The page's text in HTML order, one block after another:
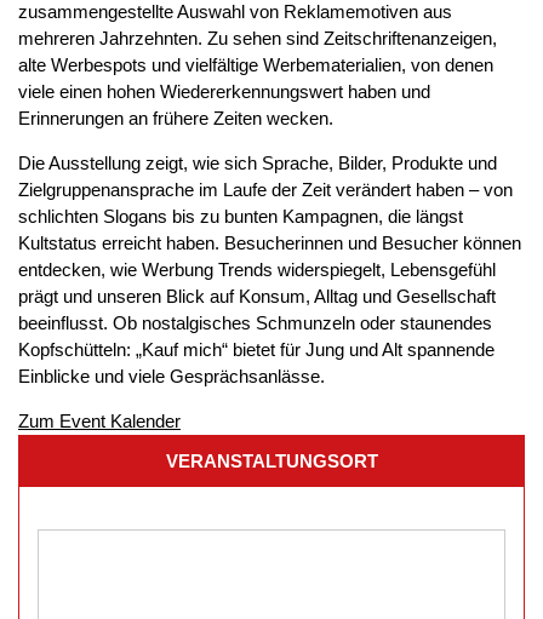
zusammengestellte Auswahl von Reklamemotiven aus
mehreren Jahrzehnten. Zu sehen sind Zeitschriftenanzeigen,
alte Werbespots und vielfältige Werbematerialien, von denen
viele einen hohen Wiedererkennungswert haben und
Erinnerungen an frühere Zeiten wecken.
Die Ausstellung zeigt, wie sich Sprache, Bilder, Produkte und
Zielgruppenansprache im Laufe der Zeit verändert haben – von
schlichten Slogans bis zu bunten Kampagnen, die längst
Kultstatus erreicht haben. Besucherinnen und Besucher können
entdecken, wie Werbung Trends widerspiegelt, Lebensgefühl
prägt und unseren Blick auf Konsum, Alltag und Gesellschaft
beeinflusst. Ob nostalgisches Schmunzeln oder staunendes
Kopfschütteln: „Kauf mich“ bietet für Jung und Alt spannende
Einblicke und viele Gesprächsanlässe.
Zum Event Kalender
VERANSTALTUNGSORT